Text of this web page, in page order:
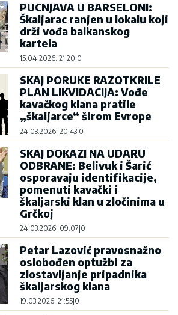
PUCNJAVA U BARSELONI:
Škaljarac ranjen u lokalu koji
drži vođa balkanskog
kartela
15.04.2026. 21:20 0
SKAJ PORUKE RAZOTKRILE
PLAN LIKVIDACIJA: Vođe
kavačkog klana pratile
„škaljarce“ širom Evrope
24.03.2026. 20:43|0
SKAJ DOKAZI NA UDARU
ODBRANE: Belivuk i Šarić
osporavaju identifikacije,
pomenuti kavački i
škaljarski klan u zločinima u
Grčkoj
24.03.2026. 09:07|0
Petar Lazović pravosnažno
oslobođen optužbi za
zlostavljanje pripadnika
škaljarskog klana
19.03.2026. 21:55|0